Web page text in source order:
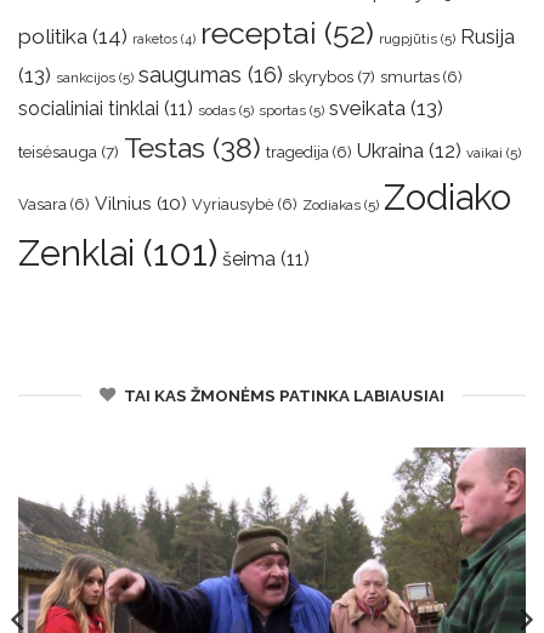
politika (14) raketos (4) receptai (52) rugpjūtis (5) Rusija
(13) sankcijos (5) saugumas (16) skyrybos (7) smurtas (6)
socialiniai tinklai (11) sodas (5) sportas (5) sveikata (13)
teisėsauga (7) Testas (38) tragedija (6) Ukraina (12) vaikai (5)
Vasara (6) Vilnius (10) Vyriausybė (6) Zodiakas (5) Zodiako
Zenklai (101) šeima (11)
TAI KAS ŽMONĖMS PATINKA LABIAUSIAI